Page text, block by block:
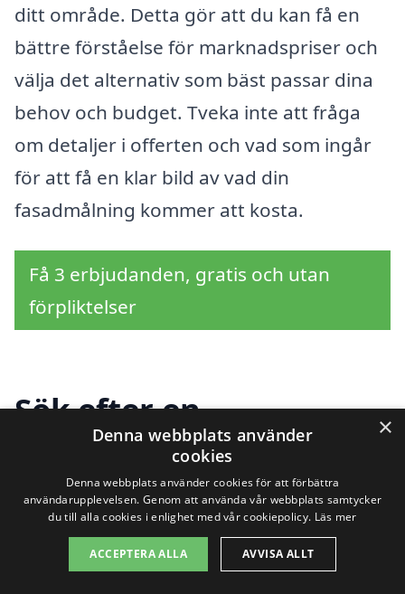
ditt område. Detta gör att du kan få en
bättre förståelse för marknadspriser och
välja det alternativ som bäst passar dina
behov och budget. Tveka inte att fråga
om detaljer i offerten och vad som ingår
för att få en klar bild av vad din
fasadmålning kommer att kosta.
Få 3 erbjudanden, gratis och utan
förpliktelser
Sök efter en
professionell för
fasadmålning i andra
städer nära Svärtinge
×
Denna webbplats använder
cookies
Denna webbplats använder cookies för att förbättra
användarupplevelsen. Genom att använda vår webbplats samtycker
du till alla cookies i enlighet med vår cookiepolicy. Läs mer
ACCEPTERA ALLA AVVISA ALLT